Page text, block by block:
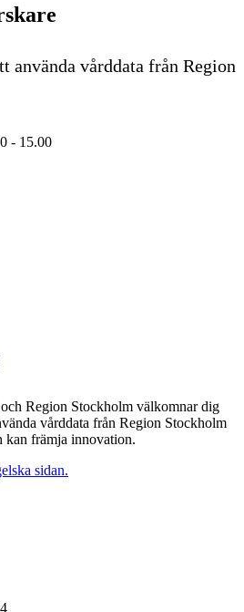
använda vårddata från Region
- 15.00
Region Stockholm välkomnar dig
vårddata från Region Stockholm
främja innovation.
sidan.